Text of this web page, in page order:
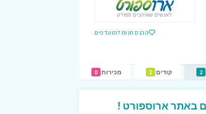
הכנס חנות למועדפים
2 קודים 2 מכירות 0